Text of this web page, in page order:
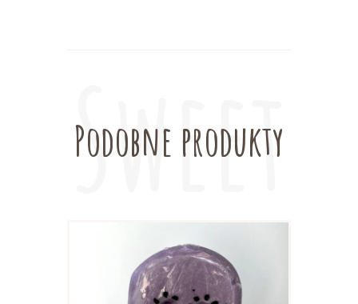
Podobne produkty